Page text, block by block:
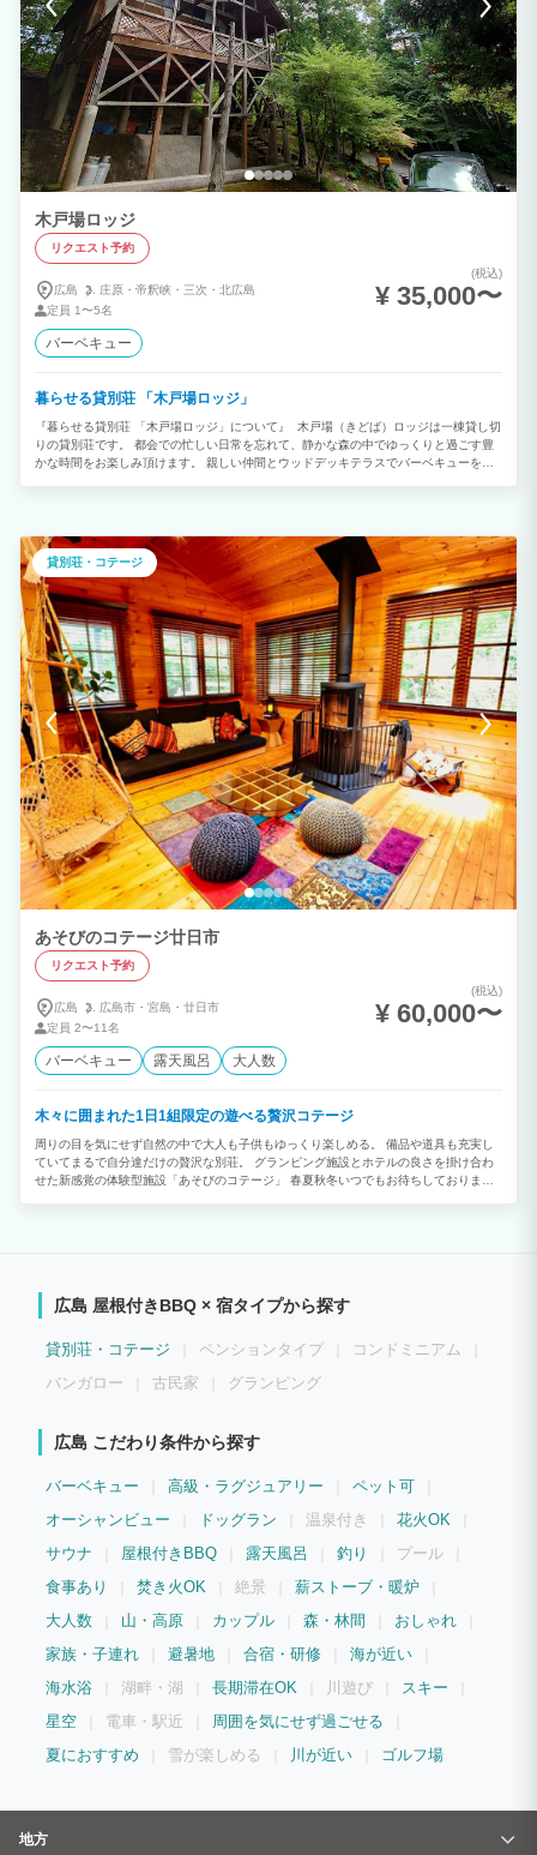
木戸場ロッジ
リクエスト予約
広島 庄原・ 帝釈峡・ 三次・ 北広島
定員 1〜5名
(税込)
¥ 35,000〜
バーベキュー
暮らせる貸別荘 「木戸場ロッジ」
『暮らせる貸別荘 「木戸場ロッジ」について』 木戸場（きどば）ロッジは一棟貸し切
りの貸別荘です。 都会での忙しい日常を忘れて、静かな森の中でゆっくりと過ごす豊
かな時間をお楽しみ頂けます。 親しい仲間とウッドデッキテラスでバーベキューをし
していただけるよう、こだわりの家具や備品をそろえています。これからも、別荘ライ
フを楽しんでいただけるよう、工夫を凝らし、変化させていこうと思っています。
「四季折々、魅力あふれる北広島町」 北広島町は春の新緑、夏の清流、秋の紅葉、冬
のウインタースポーツと、一年を通して観光客に人気のエリア。別荘周辺は静かな森の
中。聞こえるのは川のせせらぎと鳥のさえずりだけ。自然の風を感じてお過ごしくださ
い。真夏でもクーラー無しで快適に過ごせる涼しい日が多いのも魅力。 「森のなかで
のバーベキューは格別の美味しさ」 涼しく快適なウッドテラスでのバーベキューをお
楽しみください。バーベキューグリルは無料で貸し出しています。親しい仲間、家族と
楽しむバーベキューは本当にオススメです。
貸別荘・コテージ
あそびのコテージ廿日市
リクエスト予約
広島 広島市・ 宮島・ 廿日市
定員 2〜11名
(税込)
¥ 60,000〜
バーベキュー 露天風呂 大人数
木々に囲まれた1日1組限定の遊べる贅沢コテージ
周りの目を気にせず自然の中で大人も子供もゆっくり楽しめる。 備品や道具も充実し
ていてまるで自分達だけの贅沢な別荘。 グランピング施設とホテルの良さを掛け合わ
せた新感覚の体験型施設「あそびのコテージ」 春夏秋冬いつでもお待ちしておりま
広島 屋根付きBBQ × 宿タイプから探す
貸別荘・コテージ ペンションタイプ
コンドミニアム
バンガロー
古民家 グランピング
広島 こだわり条件から探す
バーベキュー 高級・ラグジュアリー
ペット可
オーシャンビュー
ドッグラン 温泉付き
花火OK
サウナ
屋根付きBBQ 露天風呂 釣り
プール
食事あり
焚き火OK 絶景
薪ストーブ・暖炉
大人数
山・高原 カップル 森・林間
おしゃれ
家族・子連れ
避暑地 合宿・研修
海が近い
海水浴
湖畔・湖 長期滞在OK 川遊び
スキー
星空
電車・駅近
周囲を気にせず過ごせる
夏におすすめ
雪が楽しめる 川が近い ゴルフ場
地方